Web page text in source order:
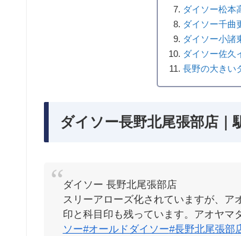
ダイソー松本
ダイソー千曲
ダイソー小諸
ダイソー佐久
長野の大きい
ダイソー長野北尾張部店｜
ダイソー 長野北尾張部店
スリーアローズ化されていますが、ア
印と科目印も残っています。アオヤマ
ソー#オールドダイソー#長野北尾張部